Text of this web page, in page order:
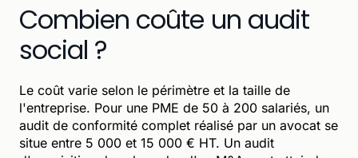
Combien coûte un audit
social ?
Le coût varie selon le périmètre et la taille de
l'entreprise. Pour une PME de 50 à 200 salariés, un
audit de conformité complet réalisé par un avocat se
situe entre 5 000 et 15 000 € HT. Un audit